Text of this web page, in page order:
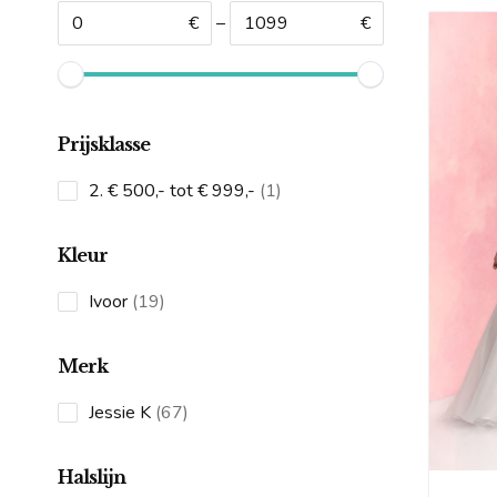
€ – €
Prijsklasse
2. € 500,- tot € 999,- 11
Kleur
Ivoor 1919
Merk
Jessie K 6767
Halslijn